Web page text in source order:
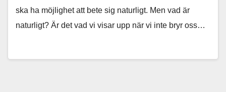
ska ha möjlighet att bete sig naturligt. Men vad är
naturligt? Är det vad vi visar upp när vi inte bryr oss…